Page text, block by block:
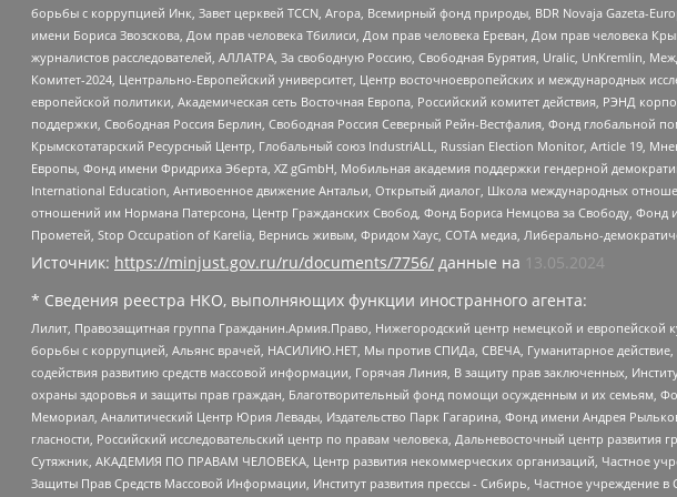
борьбы с коррупцией Инк, Завет церквей TCCN, Агора, Всемирный фонд природы, BDR Novaja Gazeta-
имени Бориса Звозскова, Дом прав человека Тбилиси, Дом прав человека Ереван, Дом прав человека
журналистов расследователей, АЛЛАТРА, За свободную Россию, Свободная Бурятия, Uralic, UnKremlin,
Комитет-2024, Центрально-Европейский университет, Центр восточноевропейских и международных
европейской политики, Академическая сеть Восточная Европа, Российский комитет действия, РЭНД
поддержки, Свободная Россия Берлин, Свободная Россия Северный Рейн-Вестфалия, Фонд глобальной
Крымскотатарский Ресурсный Центр, Глобальный союз IndustriALL, Russian Election Monitor, Article 19,
Европы, Фонд имени Фридриха Эберта, XZ gGmbH, Мобильная академия поддержки гендерной
International Education, Антивоенное движение Антальи, Открытый диалог, Школа международных
отношений им Нормана Патерсона, Центр Гражданских Свобод, Фонд Бориса Немцова за Свободу,
Прометей, Stop Occupation of Karelia, Вернись живым, Фридом Хаус, СОТА медиа, Либерально-
Источник: https://minjust.gov.ru/ru/documents/7756/ данные на 13.05.2024
* Сведения реестра НКО, выполняющих функции иностранного агента:
Лилит, Правозащитная группа Гражданин.Армия.Право, Нижегородский центр немецкой и
борьбы с коррупцией, Альянс врачей, НАСИЛИЮ.НЕТ, Мы против СПИДа, СВЕЧА, Гуманитарное
содействия развитию средств массовой информации, Горячая Линия, В защиту прав заключенных,
охраны здоровья и защиты прав граждан, Благотворительный фонд помощи осужденным и их семьям,
Мемориал, Аналитический Центр Юрия Левады, Издательство Парк Гагарина, Фонд имени Андрея
гласности, Российский исследовательский центр по правам человека, Дальневосточный центр
Сутяжник, АКАДЕМИЯ ПО ПРАВАМ ЧЕЛОВЕКА, Центр развития некоммерческих организаций, Частное
Защиты Прав Средств Массовой Информации, Институт развития прессы - Сибирь, Частное учреждение